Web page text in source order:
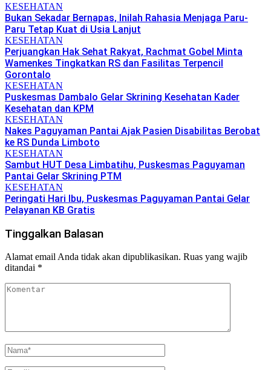
KESEHATAN
Bukan Sekadar Bernapas, Inilah Rahasia Menjaga Paru-
Paru Tetap Kuat di Usia Lanjut
KESEHATAN
Perjuangkan Hak Sehat Rakyat, Rachmat Gobel Minta
Wamenkes Tingkatkan RS dan Fasilitas Terpencil
Gorontalo
KESEHATAN
Puskesmas Dambalo Gelar Skrining Kesehatan Kader
Kesehatan dan KPM
KESEHATAN
Nakes Paguyaman Pantai Ajak Pasien Disabilitas Berobat
ke RS Dunda Limboto
KESEHATAN
Sambut HUT Desa Limbatihu, Puskesmas Paguyaman
Pantai Gelar Skrining PTM
KESEHATAN
Peringati Hari Ibu, Puskesmas Paguyaman Pantai Gelar
Pelayanan KB Gratis
Tinggalkan Balasan
Alamat email Anda tidak akan dipublikasikan. Ruas yang wajib
ditandai *